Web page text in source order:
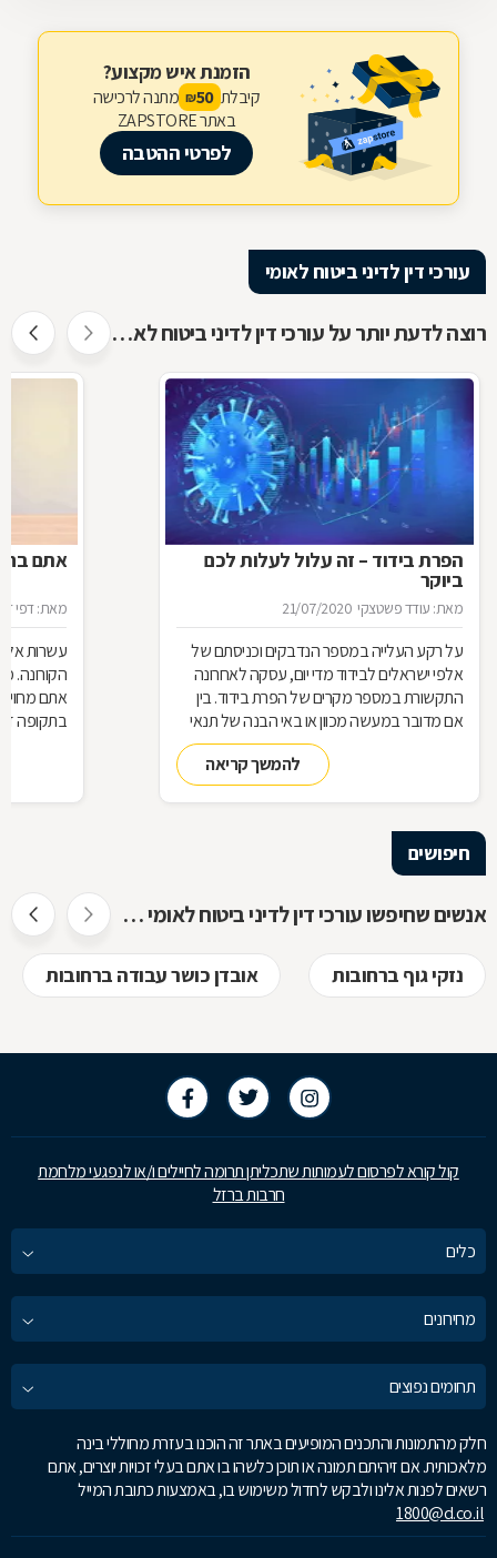
הזמנת איש מקצוע?
קיבלת 50
₪ מתנה לרכישה
באתר ZAPSTORE
לפרטי ההטבה
עורכי דין לדיני ביטוח לאומי
רוצה לדעת יותר על עורכי דין לדיני ביטוח לאומי ?
הפרת בידוד – זה עלול לעלות לכם
ביוקר
מאת: עודד פשטצקי 21/07/2020
על רקע העלייה במספר הנדבקים וכניסתם של
אלפי ישראלים לבידוד מדי יום, עסקה לאחרונה
התקשורת במספר מקרים של הפרת בידוד. בין
אם מדובר במעשה מכוון או באי הבנה של תנאי
הבידוד, להפרת הבידוד ישנן השלכות אותן חשוב
להמשך קריאה
אתם
מאת: דפי
עשרות
הקורונה.
אתם
בתקופה
חיפושים
אנשים שחיפשו עורכי דין לדיני ביטוח לאומי חיפשו גם
נזקי גוף ברחובות אובדן כושר עבודה ברחובות
קול קורא לפרסום לעמותות שתכליתן תרומה לחיילים ו/או לנפגעי מלחמת
חרבות ברזל
כלים
מחירונים
תחומים נפוצים
חלק מהתמונות והתכנים המופיעים באתר זה הוכנו בעזרת מחוללי בינה
מלאכותית. אם זיהיתם תמונה או תוכן כלשהו בו אתם בעלי זכויות יוצרים, אתם
רשאים לפנות אלינו ולבקש לחדול משימוש בו, באמצעות כתובת המייל
1800@d.co.il